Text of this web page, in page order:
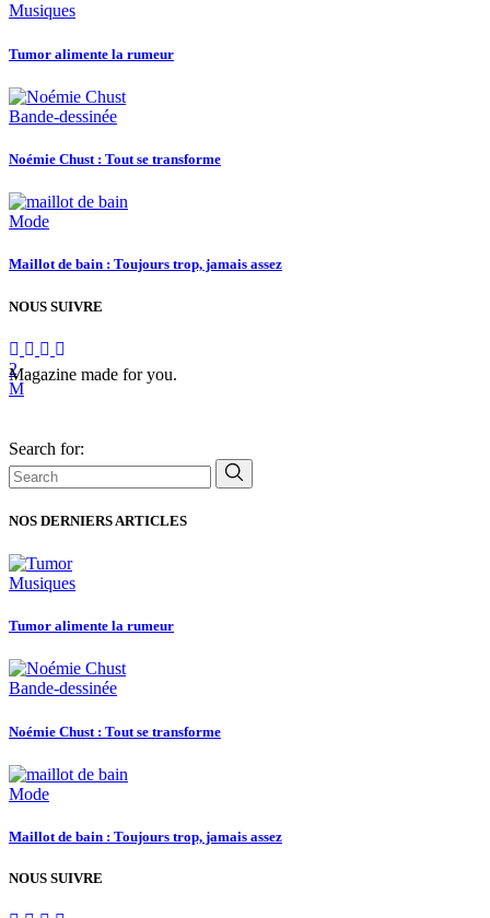
Musiques
Tumor alimente la rumeur
Bande-dessinée
Noémie Chust : Tout se transforme
Mode
Maillot de bain : Toujours trop, jamais assez
NOUS SUIVRE
Magazine made for you.
Search for:
NOS DERNIERS ARTICLES
Musiques
Tumor alimente la rumeur
Bande-dessinée
Noémie Chust : Tout se transforme
Mode
Maillot de bain : Toujours trop, jamais assez
NOUS SUIVRE